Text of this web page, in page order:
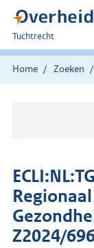
U
bent
hier:
Tuchtrecht
Home Zoeken
Z2024/